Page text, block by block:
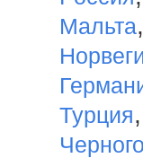
Мальта,
Турция,